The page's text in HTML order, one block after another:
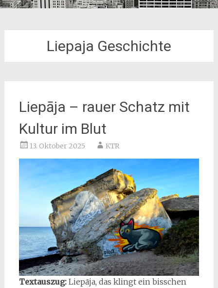
Liepaja Geschichte
Liepāja – rauer Schatz mit
Kultur im Blut
13. Oktober 2025 KTR
Textauszug: Liepāja, das klingt ein bisschen